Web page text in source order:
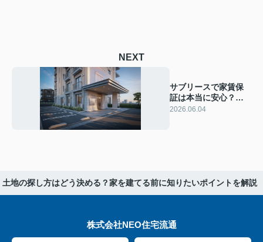
NEXT
サブリースで家賃保
証は本当に安心？メ
リットとデメリット
2026.06.04
土地の探し方はどう決める？家を建てる前に知りたいポイントを解説
株式会社NEO住宅流通